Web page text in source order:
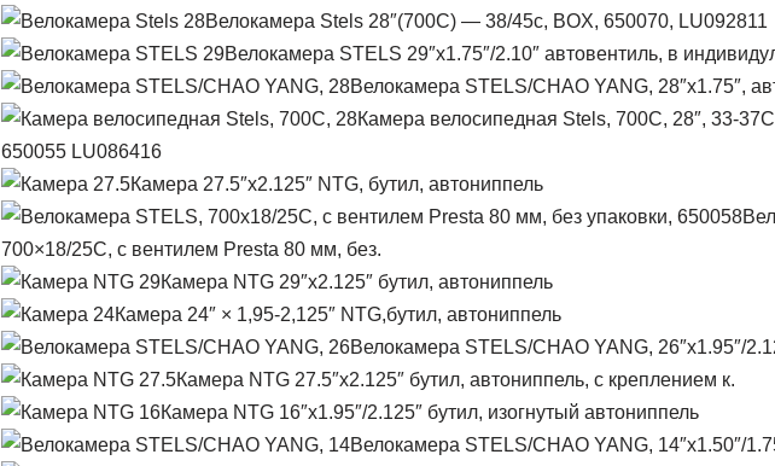
Велокамера Stels 28″(700C) — 38/45c, BOX, 650070, LU092811
Велокамера STELS 29″x1.75″/2.10″ автовентиль, в
Велокамера STELS/CHAO YANG, 28″x1.75″,
Камера велосипедная Stels, 700C, 28″, 33-
650055 LU086416
Камера 27.5″x2.125″ NTG, бутил, автониппель
700×18/25C, с вентилем Presta 80 мм, без.
Камера NTG 29″x2.125″ бутил, автониппель
Камера 24″ × 1,95-2,125″ NTG,бутил, автониппель
Велокамера STELS/CHAO YANG, 26″x1.95″/
Камера NTG 27.5″x2.125″ бутил, автониппель, с креплением к.
Камера NTG 16″x1.95″/2.125″ бутил, изогнутый автониппель
Велокамера STELS/CHAO YANG, 14″x1.50″/